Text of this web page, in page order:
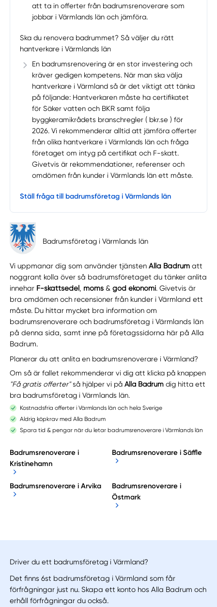
att ta in offerter från badrumsrenoverare som
jobbar i Värmlands län och jämföra.
Ska du renovera badrummet? Så väljer du rätt
hantverkare i Värmlands län
En badrumsrenovering är en stor investering och
kräver gedigen kompetens. När man ska välja
hantverkare i Värmland så är det viktigt att tänka
på följande: Hantverkaren måste ha certifikatet
för Säker vatten och BKR samt följa
byggkeramikrådets branschregler ( bkr.se ) för
2026. Vi rekommenderar alltid att jämföra offerter
från olika hantverkare i Värmlands län och fråga
företaget om intyg på certifikat och F-skatt.
Givetvis är rekommendationer, referenser och
omdömen från kunder i Värmlands län ett måste.
Ställ fråga till badrumsföretag i Värmlands län
Badrumsföretag i Värmlands län
Vi uppmanar dig som använder tjänstenAlla Badrum att
noggrant kolla över så badrumsföretaget du tänker anlita
innehar F-skattsedel, moms &god ekonomi. Givetvis är
bra omdömen och recensioner från kunder i Värmland ett
måste. Du hittar mycket bra information om
badrumsrenoverare och badrumsföretag i Värmlands län
på denna sida, samt inne på företagssidorna här på Alla
Badrum.
Planerar du att anlita en badrumsrenoverare i Värmland?
Om så är fallet rekommenderar vi dig att klicka på knappen
"Få gratis offerter"så hjälper vi påAlla Badrumdig hitta ett
bra badrumsföretag i Värmlands län.
Kostnadsfria offerter i Värmlands län och hela Sverige
Aldrig köpkrav med Alla Badrum
Spara tid & pengar när du letar badrumsrenoverare i Värmlands län
Badrumsrenoverare i
Kristinehamn
Badrumsrenoverare i Säffle
Badrumsrenoverare i Arvika
Badrumsrenoverare i
Östmark
Driver du ett badrumsföretag i Värmland?
Det finns 6st badrumsföretag i Värmland som får
förfrågningar just nu. Skapa ett konto hos Alla Badrum och
erhåll förfrågningar du också.